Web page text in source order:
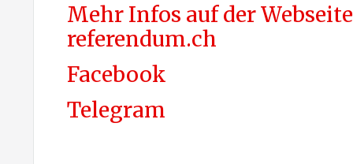
Mehr Infos auf der
referendum.ch
Facebook
Telegram